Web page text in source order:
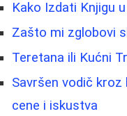
Kako Izdati Knjigu
Zašto mi zglobovi
Teretana ili Kućni
Savršen vodič kroz
cene i iskustva